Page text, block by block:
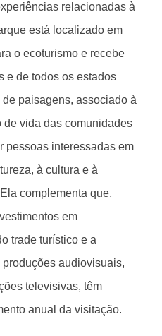
relacionadas à
está localizado em
o ecoturismo e recebe
e de todos os estados
paisagens, associado à
de vida das comunidades
pessoas interessadas em
à cultura e à
complementa que,
em
trade turístico e a
audiovisuais,
televisivas, têm
anual da visitação.